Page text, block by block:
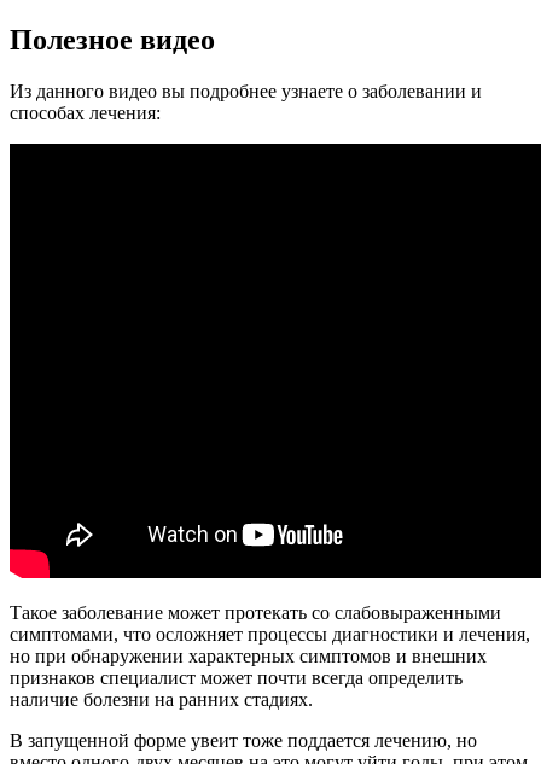
Полезное видео
Из данного видео вы подробнее узнаете о заболевании и
способах лечения:
Такое заболевание может протекать со слабовыраженными
симптомами, что осложняет процессы диагностики и лечения,
но при обнаружении характерных симптомов и внешних
признаков специалист может почти всегда определить
наличие болезни на ранних стадиях.
В запущенной форме увеит тоже поддается лечению, но